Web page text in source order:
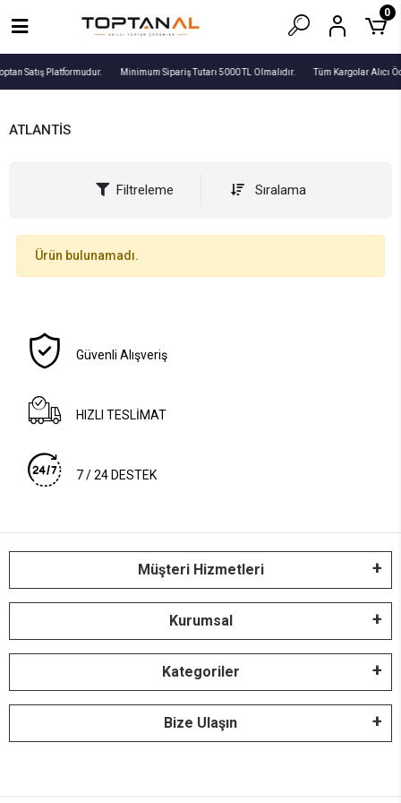
Satış Platformudur. Minimum Sipariş Tutarı 5000 TL Olmalıdır. Tüm Kargolar Alıcı
0
ATLANTİS
Filtreleme Sıralama
Ürün bulunamadı.
Güvenli Alışveriş
HIZLI TESLİMAT
7 / 24 DESTEK
Müşteri Hizmetleri
Kurumsal
Kategoriler
Bize Ulaşın